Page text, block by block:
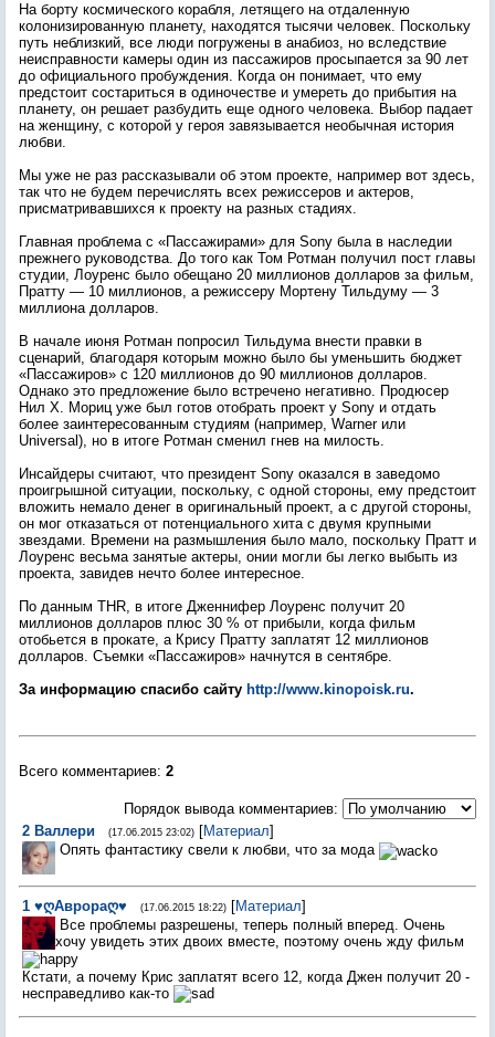
На борту космического корабля, летящего на отдаленную
колонизированную планету, находятся тысячи человек. Поскольку
путь неблизкий, все люди погружены в анабиоз, но вследствие
неисправности камеры один из пассажиров просыпается за 90 лет
до официального пробуждения. Когда он понимает, что ему
предстоит состариться в одиночестве и умереть до прибытия на
планету, он решает разбудить еще одного человека. Выбор падает
на женщину, с которой у героя завязывается необычная история
любви.
Мы уже не раз рассказывали об этом проекте, например вот здесь,
так что не будем перечислять всех режиссеров и актеров,
присматривавшихся к проекту на разных стадиях.
Главная проблема с «Пассажирами» для Sony была в наследии
прежнего руководства. До того как Том Ротман получил пост главы
студии, Лоуренс было обещано 20 миллионов долларов за фильм,
Пратту — 10 миллионов, а режиссеру Мортену Тильдуму — 3
миллиона долларов.
В начале июня Ротман попросил Тильдума внести правки в
сценарий, благодаря которым можно было бы уменьшить бюджет
«Пассажиров» с 120 миллионов до 90 миллионов долларов.
Однако это предложение было встречено негативно. Продюсер
Нил Х. Мориц уже был готов отобрать проект у Sony и отдать
более заинтересованным студиям (например, Warner или
Universal), но в итоге Ротман сменил гнев на милость.
Инсайдеры считают, что президент Sony оказался в заведомо
проигрышной ситуации, поскольку, с одной стороны, ему предстоит
вложить немало денег в оригинальный проект, а с другой стороны,
он мог отказаться от потенциального хита с двумя крупными
звездами. Времени на размышления было мало, поскольку Пратт и
Лоуренс весьма занятые актеры, онии могли бы легко выбыть из
проекта, завидев нечто более интересное.
По данным THR, в итоге Дженнифер Лоуренс получит 20
миллионов долларов плюс 30 % от прибыли, когда фильм
отобьется в прокате, а Крису Пратту заплатят 12 миллионов
долларов. Съемки «Пассажиров» начнутся в сентябре.
За информацию спасибо сайту http://www.kinopoisk.ru.
Всего комментариев: 2
Порядок вывода комментариев:
2 Валлери (17.06.2015 23:02) [Материал]
Опять фантастику свели к любви, что за мода
1 ♥ღАврораღ♥ (17.06.2015 18:22) [Материал]
Все проблемы разрешены, теперь полный вперед. Очень
хочу увидеть этих двоих вместе, поэтому очень жду фильм
Кстати, а почему Крис заплатят всего 12, когда Джен получит 20 -
несправедливо как-то